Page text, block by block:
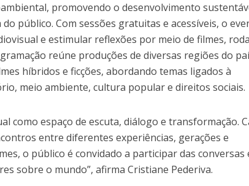
promovendo o desenvolvimento
público. Com sessões gratuitas e acessíveis, o
e estimular reflexões por meio de filmes,
reúne produções de diversas regiões do
híbridos e ficções, abordando temas ligados à
meio ambiente, cultura popular e direitos sociais.
como espaço de escuta, diálogo e transformação.
entre diferentes experiências, gerações e
o público é convidado a participar das conversas
sobre o mundo”, afirma Cristiane Pederiva.